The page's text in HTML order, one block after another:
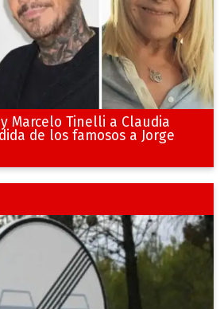
Marcelo Tinelli a Claudia
de los famosos a Jorge